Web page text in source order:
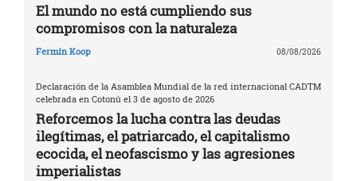
El mundo no está cumpliendo sus
compromisos con la naturaleza
Fermín Koop 08/08/2026
Declaración de la Asamblea Mundial de la red internacional CADTM
celebrada en Cotonú el 3 de agosto de 2026
Reforcemos la lucha contra las deudas
ilegítimas, el patriarcado, el capitalismo
ecocida, el neofascismo y las agresiones
imperialistas